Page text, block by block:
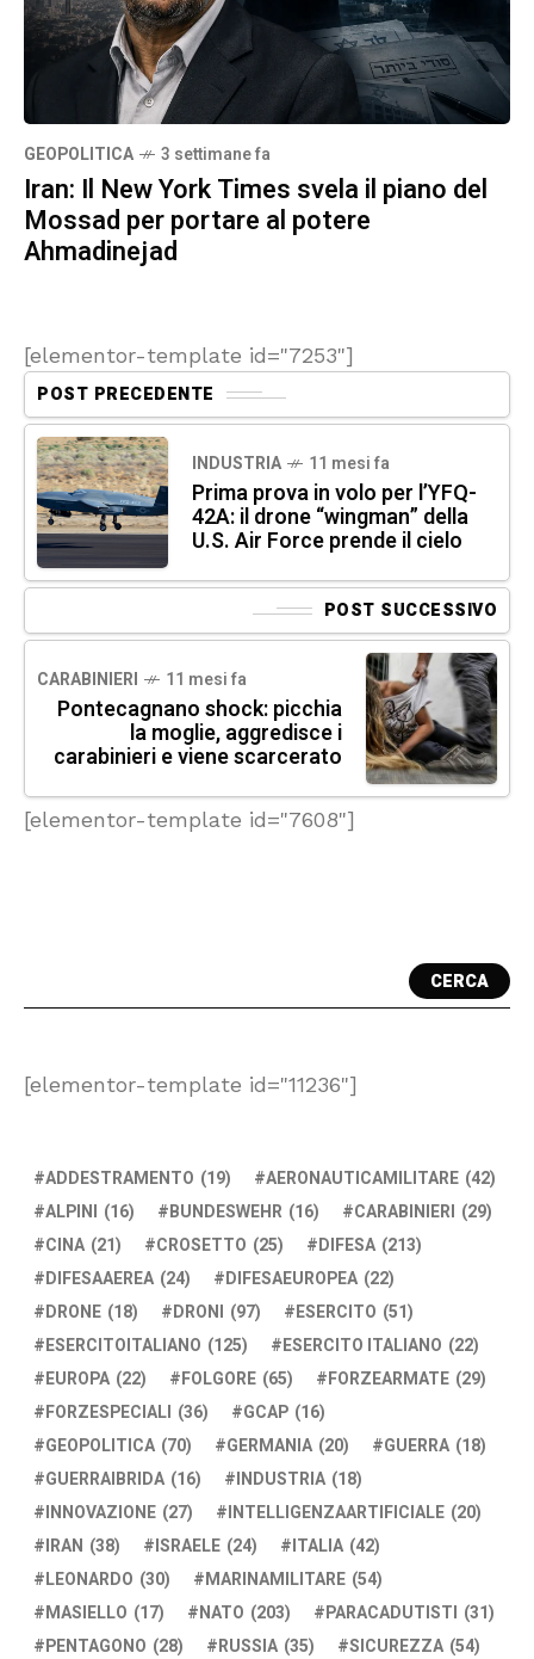
GEOPOLITICA 3 settimane fa
Iran: Il New York Times svela il piano del
Mossad per portare al potere
Ahmadinejad
[elementor-template id="7253"]
POST PRECEDENTE
INDUSTRIA 11 mesi fa
Prima prova in volo per l’YFQ-
42A: il drone “wingman” della
U.S. Air Force prende il cielo
POST SUCCESSIVO
CARABINIERI 11 mesi fa
Pontecagnano shock: picchia
la moglie, aggredisce i
carabinieri e viene scarcerato
[elementor-template id="7608"]
CERCA
[elementor-template id="11236"]
ADDESTRAMENTO (19) AERONAUTICAMILITARE (42)
ALPINI (16) BUNDESWEHR (16) CARABINIERI (29)
CINA (21) CROSETTO (25) DIFESA (213)
DIFESAAEREA (24) DIFESAEUROPEA (22)
DRONE (18) DRONI (97) ESERCITO (51)
ESERCITOITALIANO (125) ESERCITO ITALIANO (22)
EUROPA (22) FOLGORE (65) FORZEARMATE (29)
FORZESPECIALI (36) GCAP (16)
GEOPOLITICA (70) GERMANIA (20) GUERRA (18)
GUERRAIBRIDA (16) INDUSTRIA (18)
INNOVAZIONE (27) INTELLIGENZAARTIFICIALE (20)
IRAN (38) ISRAELE (24) ITALIA (42)
LEONARDO (30) MARINAMILITARE (54)
MASIELLO (17) NATO (203) PARACADUTISTI (31)
PENTAGONO (28) RUSSIA (35) SICUREZZA (54)